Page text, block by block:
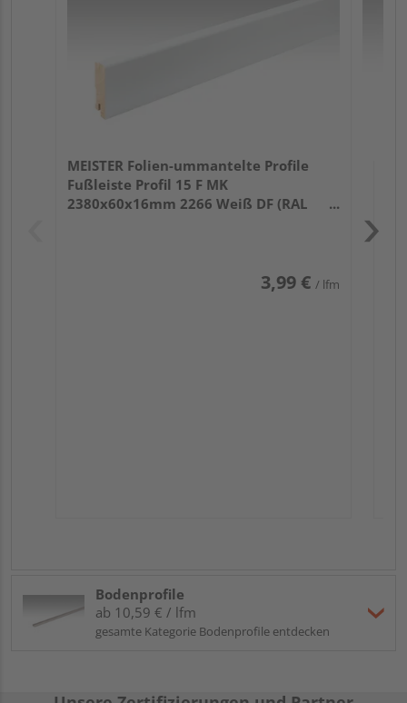
MEISTER Folien-ummantelte Profile
Fußleiste Profil 15 F MK
2380x60x16mm 2266 Weiß DF (RAL
3,99 € / lfm
Bodenprofile
ab 10,59 € / lfm
gesamte Kategorie Bodenprofile entdecken